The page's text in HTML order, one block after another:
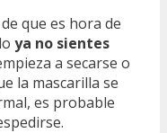
que es hora de
ya no sientes
a secarse o
la mascarilla se
es probable